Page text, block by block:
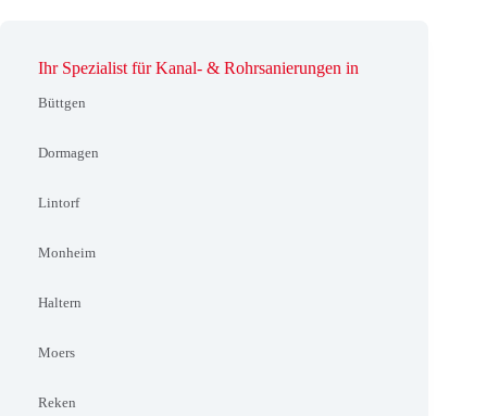
Ihr Spezialist für Kanal- & Rohrsanierungen in
Büttgen
Dormagen
Lintorf
Monheim
Haltern
Moers
Reken